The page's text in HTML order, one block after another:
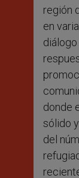
región
en
donde
sólido
del